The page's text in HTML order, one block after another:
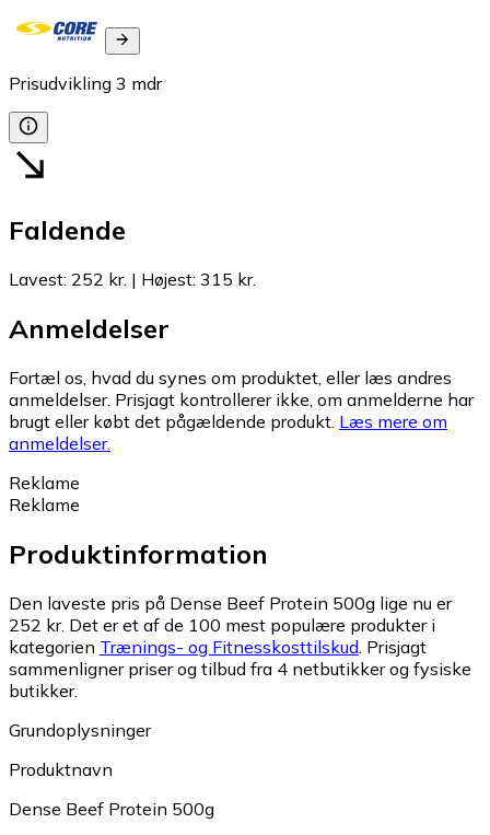
Prisudvikling 3 mdr
Faldende
Lavest: 252 kr. | Højest: 315 kr.
Anmeldelser
Fortæl os, hvad du synes om produktet, eller læs andres
anmeldelser. Prisjagt kontrollerer ikke, om anmelderne har
brugt eller købt det pågældende produkt. Læs mere om
anmeldelser.
Reklame
Reklame
Produktinformation
Den laveste pris på Dense Beef Protein 500g lige nu er
252 kr. Det er et af de 100 mest populære produkter i
kategorien Trænings- og Fitnesskosttilskud Prisjagt
sammenligner priser og tilbud fra 4 netbutikker og fysiske
butikker.
Grundoplysninger
Produktnavn
Dense Beef Protein 500g